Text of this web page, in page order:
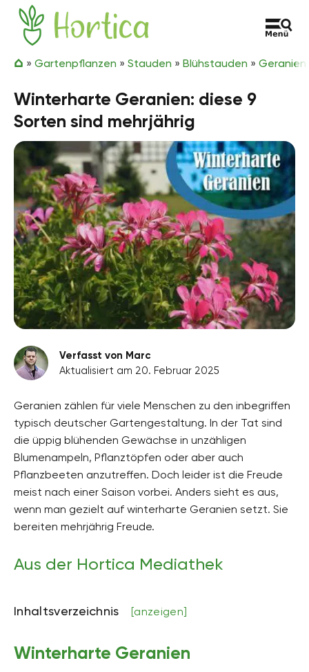
Zum Inhalt springen
Hortica
» Gartenpflanzen » Stauden » Blühstauden » Geranien
Winterharte Geranien: diese 9
Sorten sind mehrjährig
Verfasst von Marc
Aktualisiert am 20. Februar 2025
Geranien zählen für viele Menschen zu den inbegriffen
typisch deutscher Gartengestaltung. In der Tat sind
die üppig blühenden Gewächse in unzähligen
Blumenampeln, Pflanztöpfen oder aber auch
Pflanzbeeten anzutreffen. Doch leider ist die Freude
meist nach einer Saison vorbei. Anders sieht es aus,
wenn man gezielt auf winterharte Geranien setzt. Sie
bereiten mehrjährig Freude.
Aus der Hortica Mediathek
Inhaltsverzeichnis [anzeigen]
Winterharte Geranien